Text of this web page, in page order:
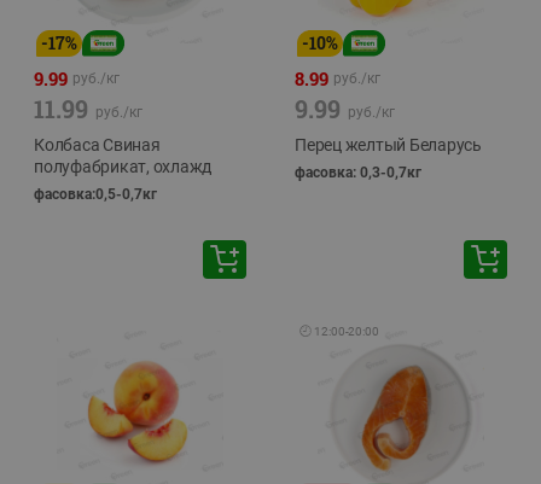
-17%
9.99 руб./кг
11.99 руб./кг
Колбаса Свиная
полуфабрикат, охлажд
фасовка:0,5-0,7кг
-10%
8.99 руб./кг
9.99 руб./кг
Перец желтый Беларусь
фасовка: 0,3-0,7кг
🕘 12:00-20:00